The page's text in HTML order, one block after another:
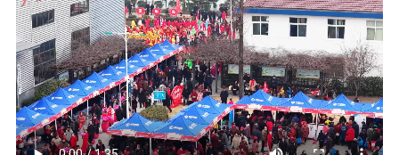
信息公开年度报
告
政策法规
工作动态
理论武装